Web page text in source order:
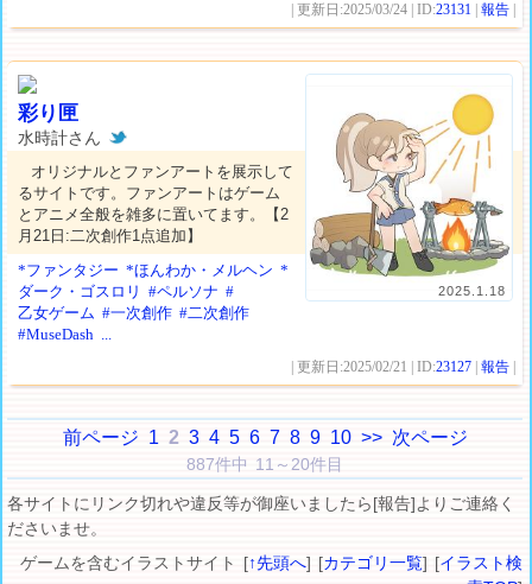
| 更新日:2025/03/24 | ID:23131 |報告
2025.1.18
彩り匣
水時計さん
オリジナルとファンアートを展示して
るサイトです。ファンアートはゲーム
とアニメ全般を雑多に置いてます。【2
月21日:二次創作1点追加】
*ファンタジー *ほんわか・メルヘン *
ダーク・ゴスロリ
#ペルソナ #
乙女ゲーム #一次創作 #二次創作
#MuseDash ...
| 更新日:2025/02/21 | ID:23127 |報告
前ページ 1 2 3 4 5 6 7 8 9 10 >> 次ページ
887件中 11～20件目
各サイトにリンク切れや違反等が御座いましたら[報告]よりご連絡く
ださいませ。
ゲームを含むイラストサイト [↑先頭へ] [カテゴリ一覧] [イラスト検